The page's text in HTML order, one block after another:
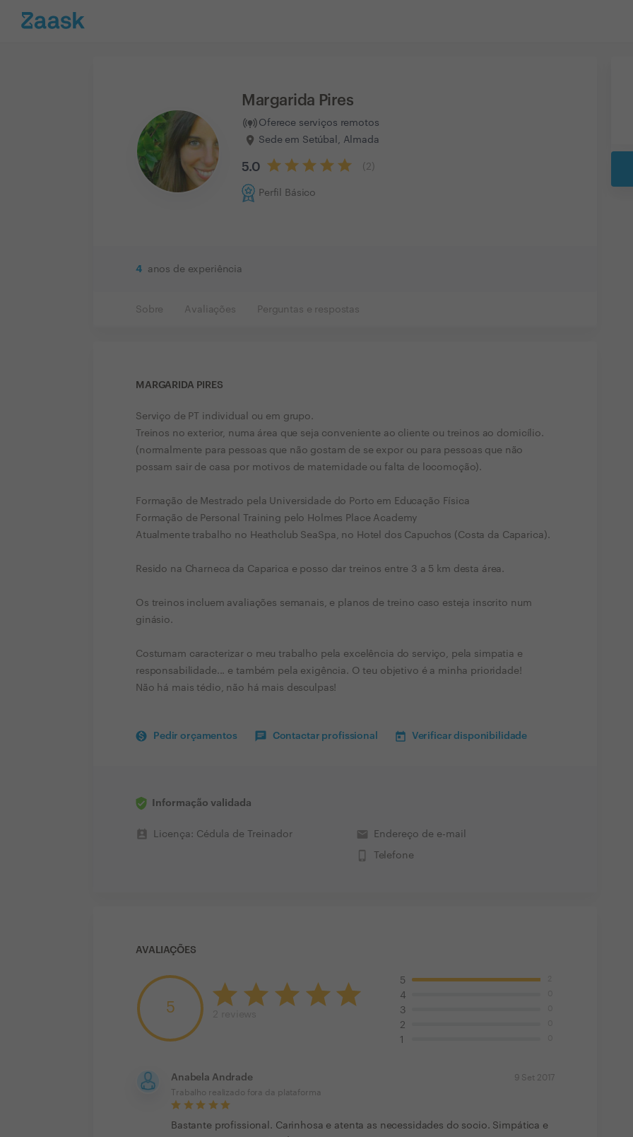
Margarida Pires
Oferece serviços remotos
Sede em Setúbal, Almada
5.0 ( 2
Perfil Básico
4 anos de experiência
Sobre Avaliações Perguntas e respostas
MARGARIDA PIRES
Serviço de PT individual ou em grupo.
Treinos no exterior, numa área que seja conveniente ao cliente ou treinos ao domicílio.
(normalmente para pessoas que não gostam de se expor ou para pessoas que não
possam sair de casa por motivos de maternidade ou falta de locomoção).
Formação de Mestrado pela Universidade do Porto em Educação Física
Formação de Personal Training pelo Holmes Place Academy
Atualmente trabalho no Heathclub SeaSpa, no Hotel dos Capuchos (Costa da Caparica).
Resido na Charneca da Caparica e posso dar treinos entre 3 a 5 km desta área.
Os treinos incluem avaliações semanais, e planos de treino caso esteja inscrito num
ginásio.
Costumam caracterizar o meu trabalho pela excelência do serviço, pela simpatia e
responsabilidade... e também pela exigência. O teu objetivo é a minha prioridade!
Não há mais tédio, não há mais desculpas!
Pedir orçamentos Contactar profissional Verificar disponibilidade
Informação validada
perm_contact_calendar Licença: Cédula de Treinador email Endereço de e-mail
phone_iphone Telefone
AVALIAÇÕES
5
5
4
3
2
1
Anabela Andrade
Trabalho realizado fora da plataforma
9 Set 2017
Bastante profissional. Carinhosa e atenta as necessidades do socio. Simpática e